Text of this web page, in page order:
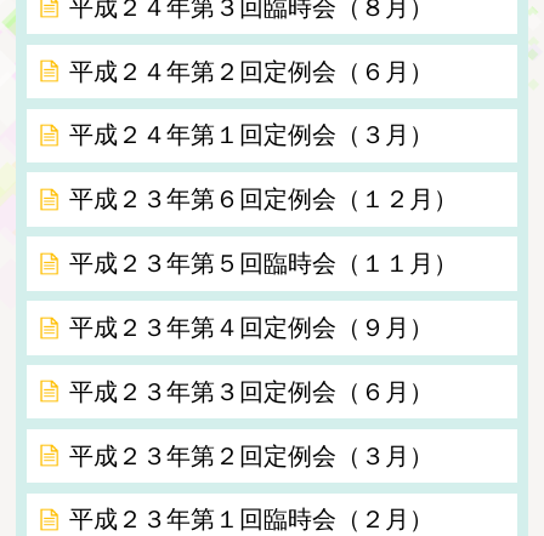
平成２４年第３回臨時会（８月）
平成２４年第２回定例会（６月）
平成２４年第１回定例会（３月）
平成２３年第６回定例会（１２月）
平成２３年第５回臨時会（１１月）
平成２３年第４回定例会（９月）
平成２３年第３回定例会（６月）
平成２３年第２回定例会（３月）
平成２３年第１回臨時会（２月）